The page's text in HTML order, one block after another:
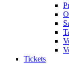
Tickets